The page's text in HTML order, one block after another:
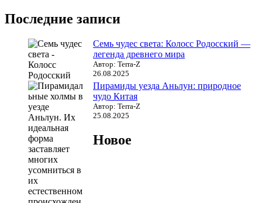
Последние записи
Семь чудес света: Колосс Родосский —
легенда древнего мира
Автор: Terra-Z
26.08.2025
Пирамиды уезда Аньлун: природное
чудо Китая
Автор: Terra-Z
25.08.2025
Новое